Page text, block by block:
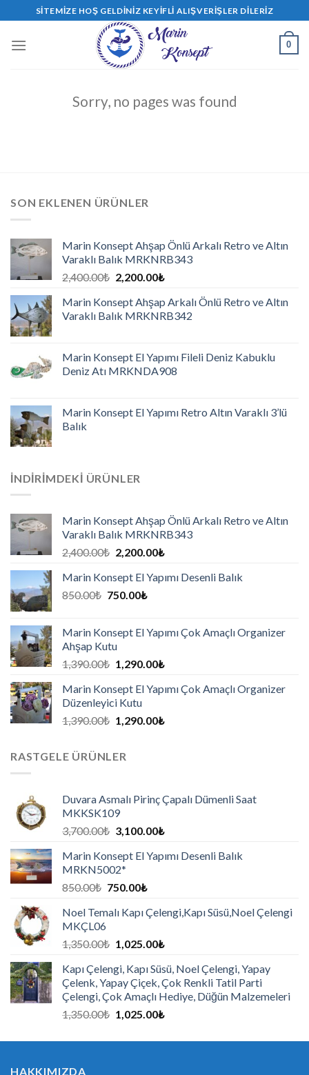
to
content
SITEMIZE HOŞ GELDINIZ KEYIFLI ALIŞVERIŞLER DILERIZ
0
Sorry, no pages was found
SON EKLENEN ÜRÜNLER
Marin Konsept Ahşap Önlü Arkalı Retro ve Altın
Varaklı Balık MRKNRB343
2,400.00₺ 2,200.00₺
Marin Konsept Ahşap Arkalı Önlü Retro ve Altın
Varaklı Balık MRKNRB342
Marin Konsept El Yapımı Fileli Deniz Kabuklu
Deniz Atı MRKNDA908
Marin Konsept El Yapımı Retro Altın Varaklı 3’lü
Balık
İNDIRIMDEKI ÜRÜNLER
Marin Konsept Ahşap Önlü Arkalı Retro ve Altın
Varaklı Balık MRKNRB343
2,400.00₺ 2,200.00₺
Marin Konsept El Yapımı Desenli Balık
850.00₺ 750.00₺
Marin Konsept El Yapımı Çok Amaçlı Organizer
Ahşap Kutu
1,390.00₺ 1,290.00₺
Marin Konsept El Yapımı Çok Amaçlı Organizer
Düzenleyici Kutu
1,390.00₺ 1,290.00₺
RASTGELE ÜRÜNLER
Duvara Asmalı Pirinç Çapalı Dümenli Saat
MKKSK109
3,700.00₺ 3,100.00₺
Marin Konsept El Yapımı Desenli Balık
MRKN5002*
850.00₺ 750.00₺
Noel Temalı Kapı Çelengi,Kapı Süsü,Noel Çelengi
MKÇL06
1,350.00₺ 1,025.00₺
Kapı Çelengi, Kapı Süsü, Noel Çelengi, Yapay
Çelenk, Yapay Çiçek, Çok Renkli Tatil Parti
Çelengi, Çok Amaçlı Hediye, Düğün Malzemeleri
1,350.00₺ 1,025.00₺
HAKKIMIZDA